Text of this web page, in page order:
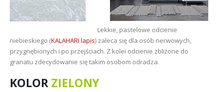
Lekkie, pastelowe odcienie
niebieskiego (KALAHARI lapis) zaleca się dla osób nerwowych,
przygnębionych i po przejściach. Z kolei odcienie zbliżone do
granatu zdecydowanie się takim osobom odradza.
KOLOR ZIELONY